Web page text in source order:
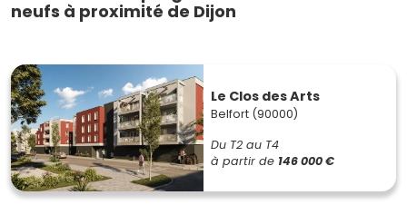
neufs à proximité de Dijon
Le Clos des Arts
Belfort (90000)
Du T2 au T4
à partir de 146 000 €